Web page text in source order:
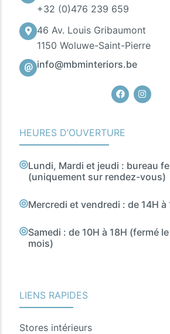
+32 (0)476 239 659
46 Av. Louis Gribaumont
1150 Woluwe-Saint-Pierre
info@mbminteriors.be
Facebook
HEURES D’OUVERTURE
Lundi, Mardi et jeudi : bureau
(uniquement sur rendez-vous)
Mercredi et vendredi : de 14H à
Samedi : de 10H à 18H (fermé
mois)
LIENS RAPIDES
Stores intérieurs